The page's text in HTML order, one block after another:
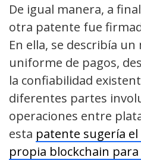
De igual manera, a
otra patente fue
En ella, se describía
uniforme de pagos,
la confiabilidad
diferentes partes
operaciones entre
esta patente sugería
propia blockchain